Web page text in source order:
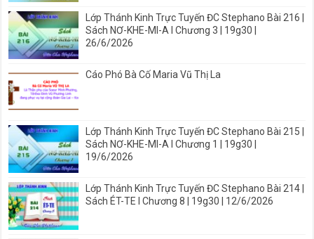
Lớp Thánh Kinh Trực Tuyến ĐC Stephano Bài 216 |
Sách NƠ-KHE-MI-A I Chương 3 | 19g30 |
26/6/2026
Cáo Phó Bà Cố Maria Vũ Thị La
Lớp Thánh Kinh Trực Tuyến ĐC Stephano Bài 215 |
Sách NƠ-KHE-MI-A I Chương 1 | 19g30 |
19/6/2026
Lớp Thánh Kinh Trực Tuyến ĐC Stephano Bài 214 |
Sách ÉT-TE I Chương 8 | 19g30 | 12/6/2026